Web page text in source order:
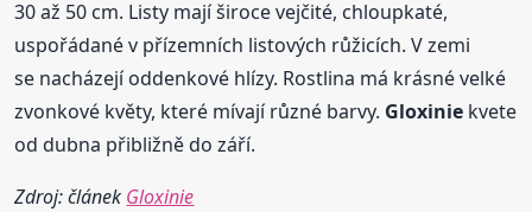
30 až 50 cm. Listy mají široce vejčité, chloupkaté,
uspořádané v přízemních listových růžicích. V zemi
se nacházejí oddenkové hlízy. Rostlina má krásné velké
zvonkové květy, které mívají různé barvy. Gloxinie kvete
od dubna přibližně do září.
Zdroj: článek Gloxinie